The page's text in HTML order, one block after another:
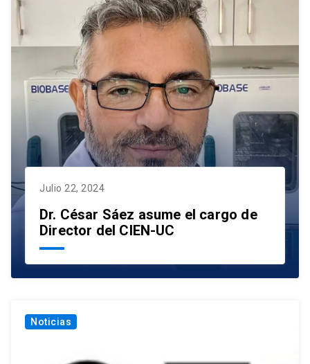
Julio 22, 2024
Dr. César Sáez asume el cargo de
Director del CIEN-UC
Noticias